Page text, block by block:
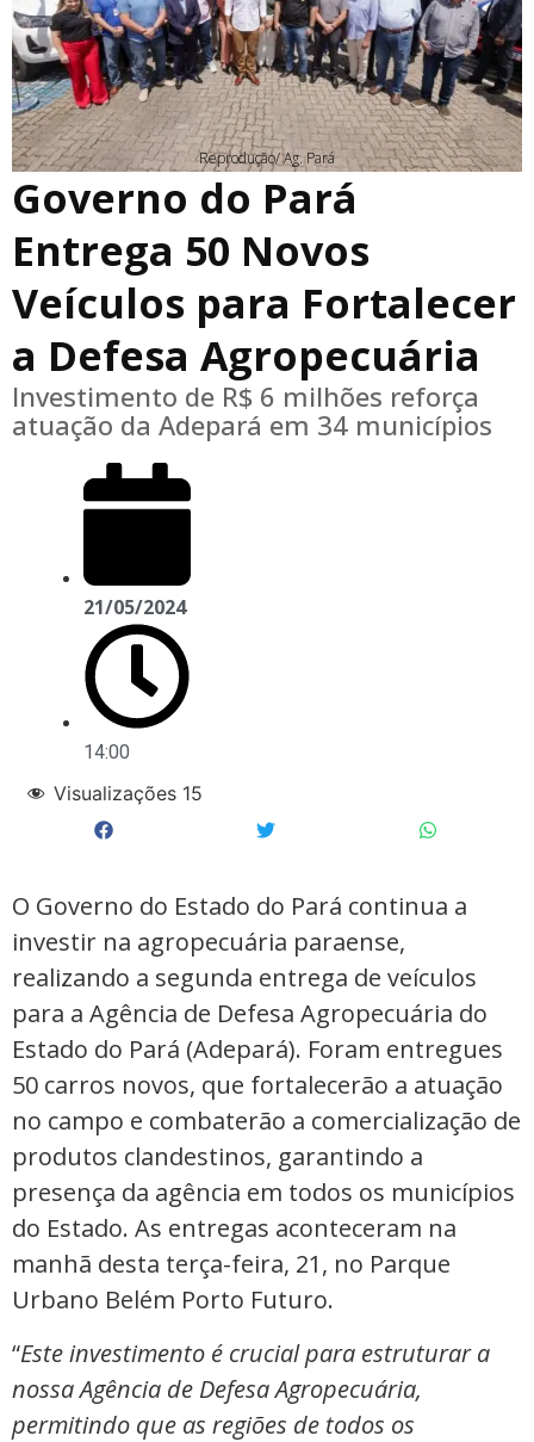
Reprodução/ Ag. Pará
Governo do Pará
Entrega 50 Novos
Veículos para Fortalecer
a Defesa Agropecuária
Investimento de R$ 6 milhões reforça
atuação da Adepará em 34 municípios
21/05/2024
14:00
Visualizações 15
O Governo do Estado do Pará continua a
investir na agropecuária paraense,
realizando a segunda entrega de veículos
para a Agência de Defesa Agropecuária do
Estado do Pará (Adepará). Foram entregues
50 carros novos, que fortalecerão a atuação
no campo e combaterão a comercialização de
produtos clandestinos, garantindo a
presença da agência em todos os municípios
do Estado. As entregas aconteceram na
manhã desta terça-feira, 21, no Parque
Urbano Belém Porto Futuro.
“Este investimento é crucial para estruturar a
nossa Agência de Defesa Agropecuária,
permitindo que as regiões de todos os